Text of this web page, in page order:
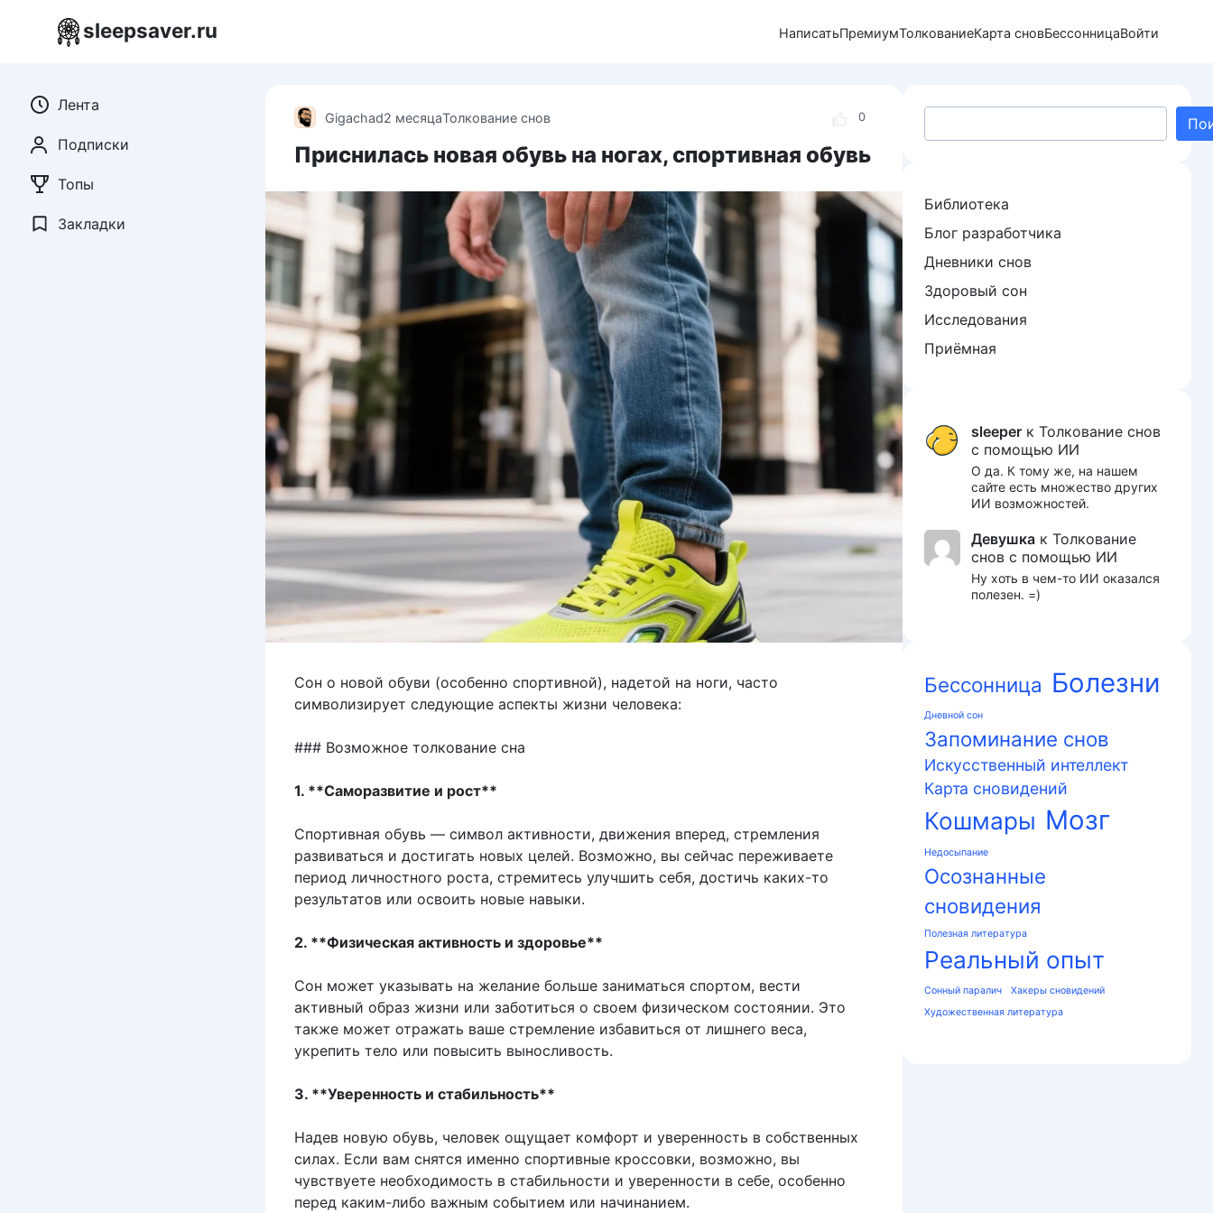
sleepsaver.ru НаписатьПремиумТолкованиеКарта сновБессонницаВойти
0
Gigachad2 месяцаТолкование снов
Приснилась новая обувь на ногах, спортивная обувь
Сон о новой обуви (особенно спортивной), надетой на ноги, часто
символизирует следующие аспекты жизни человека:
### Возможное толкование сна
1. **Саморазвитие и рост**
Спортивная обувь — символ активности, движения вперед, стремления
развиваться и достигать новых целей. Возможно, вы сейчас переживаете
период личностного роста, стремитесь улучшить себя, достичь каких-то
результатов или освоить новые навыки.
2. **Физическая активность и здоровье**
Сон может указывать на желание больше заниматься спортом, вести
активный образ жизни или заботиться о своем физическом состоянии. Это
также может отражать ваше стремление избавиться от лишнего веса,
укрепить тело или повысить выносливость.
3. **Уверенность и стабильность**
Надев новую обувь, человек ощущает комфорт и уверенность в собственных
силах. Если вам снятся именно спортивные кроссовки, возможно, вы
чувствуете необходимость в стабильности и уверенности в себе, особенно
перед каким-либо важным событием или начинанием.
Лента
Подписки
Топы
Закладки
Библиотека
Блог разработчика
Дневники снов
Здоровый сон
Исследования
Приёмная
sleeper к Толкование снов
с помощью ИИ
О да. К тому же, на нашем
сайте есть множество других
ИИ возможностей.
Девушка к Толкование
снов с помощью ИИ
Ну хоть в чем-то ИИ оказался
полезен. =)
Бессонница Болезни
Дневной сон
Запоминание снов
Искусственный интеллект
Карта сновидений
Кошмары Мозг
Недосыпание
Осознанные
сновидения
Полезная литература
Реальный опыт
Сонный паралич
Хакеры сновидений
Художественная литература